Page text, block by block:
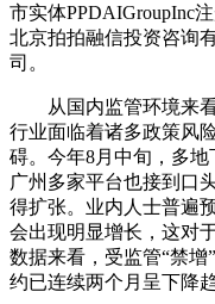
市实体PPDAIGroupInc
北京拍拍融信投资咨询
司。
从国内监管环境来看
行业面临着诸多政策风
碍。今年8月中旬，多
广州多家平台也接到口
得扩张。业内人士普遍
会出现明显增长，这对
数据来看，受监管“禁增
约已连续两个月呈下降趋